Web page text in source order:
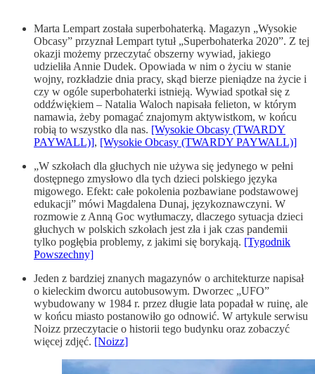
Marta Lempart została superbohaterką. Magazyn „Wysokie
Obcasy” przyznał Lempart tytuł „Superbohaterka 2020”. Z tej
okazji możemy przeczytać obszerny wywiad, jakiego
udzieliła Annie Dudek. Opowiada w nim o życiu w stanie
wojny, rozkładzie dnia pracy, skąd bierze pieniądze na życie i
czy w ogóle superbohaterki istnieją. Wywiad spotkał się z
oddźwiękiem – Natalia Waloch napisała felieton, w którym
namawia, żeby pomagać znajomym aktywistkom, w końcu
robią to wszystko dla nas. [Wysokie Obcasy (TWARDY
PAYWALL)], [Wysokie Obcasy (TWARDY PAYWALL)]
„W szkołach dla głuchych nie używa się jedynego w pełni
dostępnego zmysłowo dla tych dzieci polskiego języka
migowego. Efekt: całe pokolenia pozbawiane podstawowej
edukacji” mówi Magdalena Dunaj, językoznawczyni. W
rozmowie z Anną Goc wytłumaczy, dlaczego sytuacja dzieci
głuchych w polskich szkołach jest zła i jak czas pandemii
tylko pogłębia problemy, z jakimi się borykają. [Tygodnik
Powszechny]
Jeden z bardziej znanych magazynów o architekturze napisał
o kieleckim dworcu autobusowym. Dworzec „UFO”
wybudowany w 1984 r. przez długie lata popadał w ruinę, ale
w końcu miasto postanowiło go odnowić. W artykule serwisu
Noizz przeczytacie o historii tego budynku oraz zobaczyć
więcej zdjęć. [Noizz]